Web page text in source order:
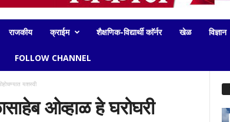
राजकीय क्राईम शैक्षणिक-विद्यार्थी काॅर्नर खेळ विज्ञान
FOLLOW CHANNEL
यशस्वी
ओव्हाळ हे घरोघरी